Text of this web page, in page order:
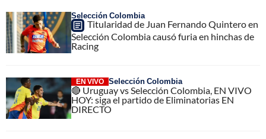
Selección Colombia
Titularidad de Juan Fernando Quintero en
Selección Colombia causó furia en hinchas de
Racing
EN VIVO Selección Colombia
🔴 Uruguay vs Selección Colombia, EN VIVO
HOY: siga el partido de Eliminatorias EN
DIRECTO